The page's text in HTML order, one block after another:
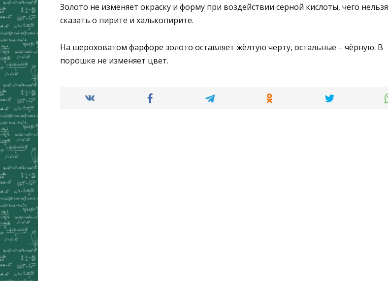
Золото не изменяет окраску и форму при воздействии серной кислоты, чего нельзя
сказать о пирите и халькопирите.
На шероховатом фарфоре золото оставляет жёлтую черту, остальные – чёрную. В
порошке не изменяет цвет.